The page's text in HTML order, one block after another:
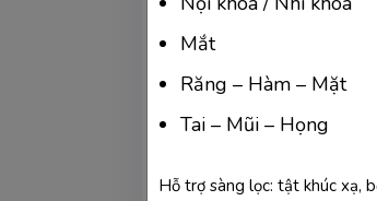
Mắt
Răng – Hàm – Mặt
Tai – Mũi – Họng
Hỗ trợ sàng lọc: tật khúc xạ,